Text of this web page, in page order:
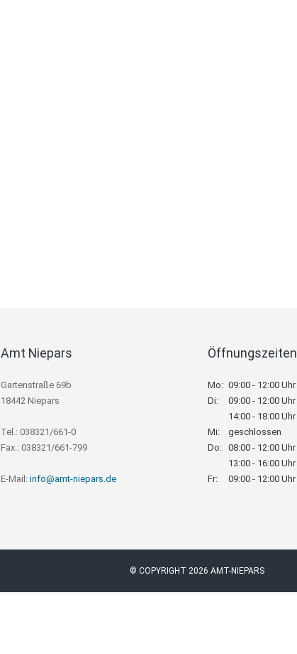
Amt Niepars
Gartenstraße 69b
18442 Niepars
Tel.: 038321/661-0
Fax.: 038321/661-799
E-Mail: info@amt-niepars.de
Öffnungszeiten
Mo: 09:00 - 12:00 Uhr
Di:
09:00 - 12:00 Uhr
14:00 - 18:00 Uhr
Mi:
geschlossen
Do: 08:00 - 12:00 Uhr
13:00 - 16:00 Uhr
Fr:
09:00 - 12:00 Uhr
© COPYRIGHT 2026 AMT-NIEPARS